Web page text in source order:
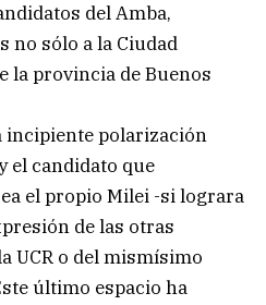
del Amba,
no sólo a la Ciudad
la provincia de Buenos
incipiente polarización
el candidato que
el propio Milei -si lograra
de las otras
UCR o del mismísimo
último espacio ha